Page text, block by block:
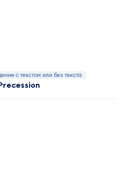
с текстом или без текста